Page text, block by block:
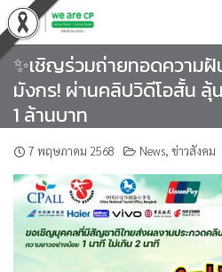
Skip
to
content
✨เชิญร่วมถ่ายทอดความ
มังกร! ผ่านคลิปวิดีโอสั้น ลุ้
1 ล้านบาท
7 พฤษภาคม 2568 News, ข่าวสังคม